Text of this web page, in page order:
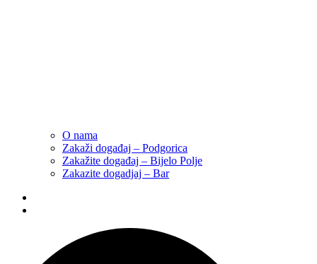
O nama
Zakaži događaj – Podgorica
Zakažite događaj – Bijelo Polje
Zakazite dogadjaj – Bar